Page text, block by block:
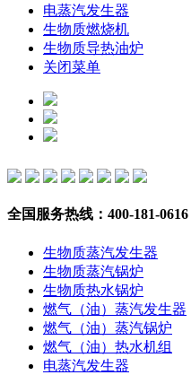
电蒸汽发生器
生物质燃烧机
生物质导热油炉
关闭菜单
全国服务热线：400-181-0616
生物质蒸汽发生器
生物质蒸汽锅炉
生物质热水锅炉
燃气（油）蒸汽发生器
燃气（油）蒸汽锅炉
燃气（油）热水机组
电蒸汽发生器